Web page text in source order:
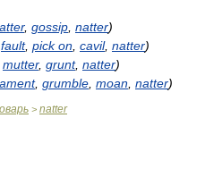
, gossip natter)
fault, pick on cavil, natter)
mutter, grunt, natter)
, grumble moan natter)
> natter